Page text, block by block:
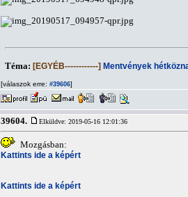
Téma: [EGYÉB------------] Mentvények
[válaszok erre: #39606]
39604. Elküldve: 2019-05-16 12:01:36
Mozgásban:
Kattints ide a képért
Kattints ide a képért